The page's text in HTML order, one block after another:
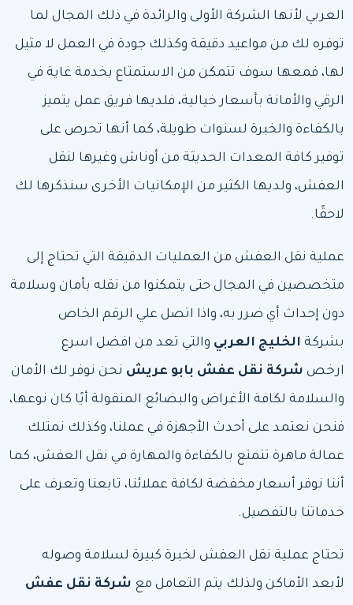
العربي لأنها الشركة الأولى والرائدة في ذلك المجال لما
توفره لك من مواعيد دقيقة وكذلك جودة في العمل لا مثيل
لها، فمعها سوف تتمكن من الاستمتاع بخدمة غاية في
الرقي والأمانة بأسعار خيالية، فلديها فريق عمل يتميز
بالكفاءة والخبرة لسنوات طويلة، كما أنها تحرص على
توفير كافة المعدات الحديثة من أوناش وغيرها لنقل
العفش، ولديها الكثير من الإمكانيات الأخرى سنذكرها لك
لاحقًا.
عملية نقل العفش من العمليات الدقيقة التي تحتاج إلى
متخصصين في المجال حتى يتمكنوا من نقله بأمان وسلامة
دون إحداث أي ضرر به، واذا اتصل علي الرقم الخاص
بشركة الخليج العربي والتي تعد من افضل اسرع
ارخص شركة نقل عفش بابو عريش نحن نوفر لك الأمان
والسلامة لكافة الأغراض والبضائع المنقولة أيًا كان نوعها،
فنحن نعتمد على أحدث الأجهزة في عملنا، وكذلك نمتلك
عمالة ماهرة تتمتع بالكفاءة والمهارة في نقل العفش، كما
أننا نوفر أسعار مخفضة لكافة عملائنا، تابعنا وتعرف على
خدماتنا بالتفصيل.
تحتاج عملية نقل العفش لخبرة كبيرة لسلامة وصوله
لأبعد الأماكن ولذلك يتم التعامل مع شركة نقل عفش